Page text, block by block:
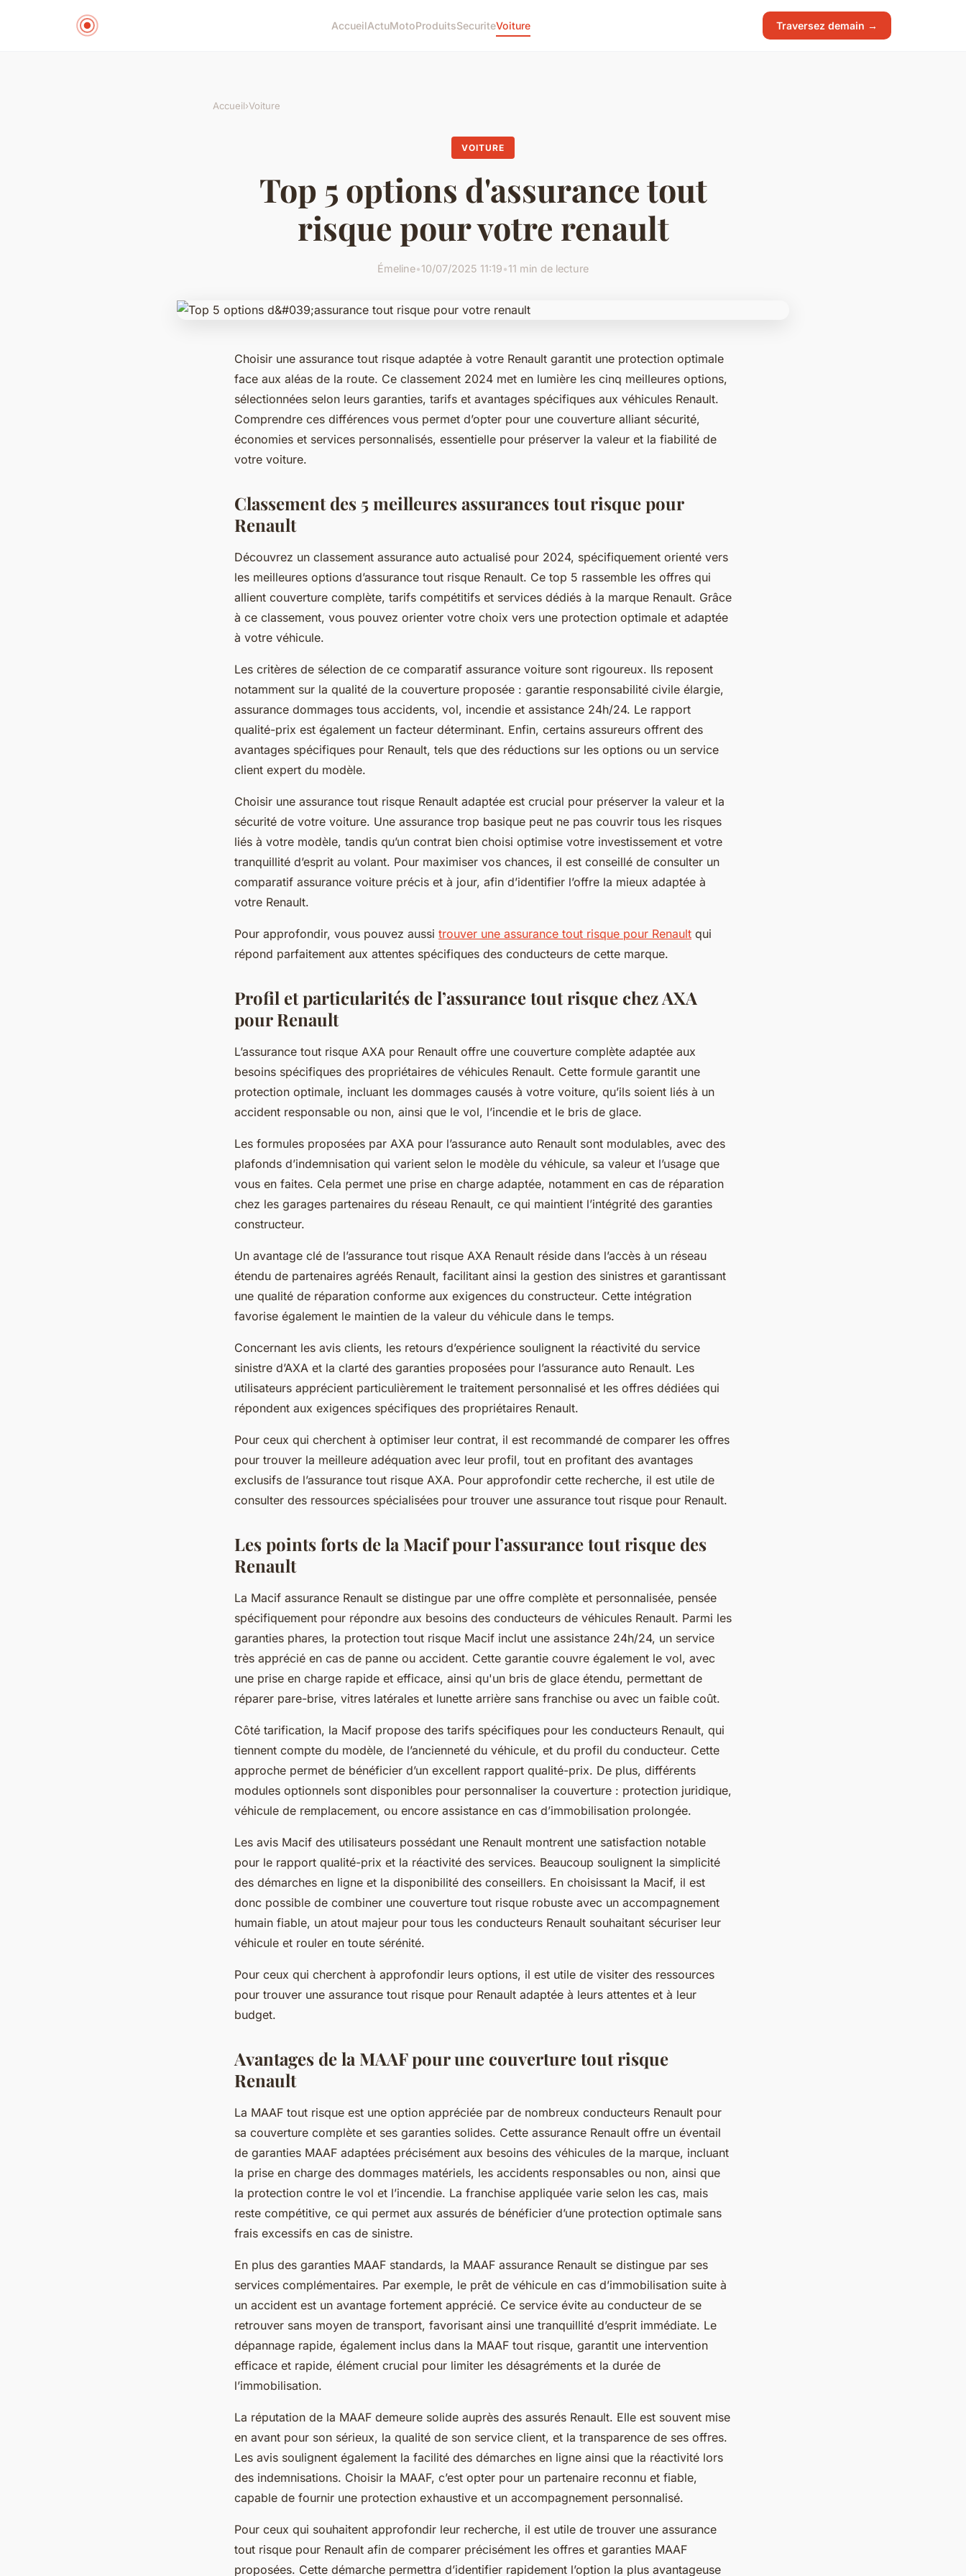
AccueilActuMotoProduitsSecuriteVoiture Traversez demain →
Accueil›Voiture
VOITURE
Top 5 options d'assurance tout
risque pour votre renault
Émeline•10/07/2025 11:19•11 min de lecture
Choisir une assurance tout risque adaptée à votre Renault garantit une protection optimale
face aux aléas de la route. Ce classement 2024 met en lumière les cinq meilleures options,
sélectionnées selon leurs garanties, tarifs et avantages spécifiques aux véhicules Renault.
Comprendre ces différences vous permet d’opter pour une couverture alliant sécurité,
économies et services personnalisés, essentielle pour préserver la valeur et la fiabilité de
votre voiture.
Classement des 5 meilleures assurances tout risque pour
Renault
Découvrez un classement assurance auto actualisé pour 2024, spécifiquement orienté vers
les meilleures options d’assurance tout risque Renault. Ce top 5 rassemble les offres qui
allient couverture complète, tarifs compétitifs et services dédiés à la marque Renault. Grâce
à ce classement, vous pouvez orienter votre choix vers une protection optimale et adaptée
à votre véhicule.
Les critères de sélection de ce comparatif assurance voiture sont rigoureux. Ils reposent
notamment sur la qualité de la couverture proposée : garantie responsabilité civile élargie,
assurance dommages tous accidents, vol, incendie et assistance 24h/24. Le rapport
qualité-prix est également un facteur déterminant. Enfin, certains assureurs offrent des
avantages spécifiques pour Renault, tels que des réductions sur les options ou un service
client expert du modèle.
Choisir une assurance tout risque Renault adaptée est crucial pour préserver la valeur et la
sécurité de votre voiture. Une assurance trop basique peut ne pas couvrir tous les risques
liés à votre modèle, tandis qu’un contrat bien choisi optimise votre investissement et votre
tranquillité d’esprit au volant. Pour maximiser vos chances, il est conseillé de consulter un
comparatif assurance voiture précis et à jour, afin d’identifier l’offre la mieux adaptée à
votre Renault.
Pour approfondir, vous pouvez aussi trouver une assurance tout risque pour Renault qui
répond parfaitement aux attentes spécifiques des conducteurs de cette marque.
Profil et particularités de l’assurance tout risque chez AXA
pour Renault
L’assurance tout risque AXA pour Renault offre une couverture complète adaptée aux
besoins spécifiques des propriétaires de véhicules Renault. Cette formule garantit une
protection optimale, incluant les dommages causés à votre voiture, qu’ils soient liés à un
accident responsable ou non, ainsi que le vol, l’incendie et le bris de glace.
Les formules proposées par AXA pour l’assurance auto Renault sont modulables, avec des
plafonds d’indemnisation qui varient selon le modèle du véhicule, sa valeur et l’usage que
vous en faites. Cela permet une prise en charge adaptée, notamment en cas de réparation
chez les garages partenaires du réseau Renault, ce qui maintient l’intégrité des garanties
constructeur.
Un avantage clé de l’assurance tout risque AXA Renault réside dans l’accès à un réseau
étendu de partenaires agréés Renault, facilitant ainsi la gestion des sinistres et garantissant
une qualité de réparation conforme aux exigences du constructeur. Cette intégration
favorise également le maintien de la valeur du véhicule dans le temps.
Concernant les avis clients, les retours d’expérience soulignent la réactivité du service
sinistre d’AXA et la clarté des garanties proposées pour l’assurance auto Renault. Les
utilisateurs apprécient particulièrement le traitement personnalisé et les offres dédiées qui
répondent aux exigences spécifiques des propriétaires Renault.
Pour ceux qui cherchent à optimiser leur contrat, il est recommandé de comparer les offres
pour trouver la meilleure adéquation avec leur profil, tout en profitant des avantages
exclusifs de l’assurance tout risque AXA. Pour approfondir cette recherche, il est utile de
consulter des ressources spécialisées pour trouver une assurance tout risque pour Renault.
Les points forts de la Macif pour l’assurance tout risque des
Renault
La Macif assurance Renault se distingue par une offre complète et personnalisée, pensée
spécifiquement pour répondre aux besoins des conducteurs de véhicules Renault. Parmi les
garanties phares, la protection tout risque Macif inclut une assistance 24h/24, un service
très apprécié en cas de panne ou accident. Cette garantie couvre également le vol, avec
une prise en charge rapide et efficace, ainsi qu'un bris de glace étendu, permettant de
réparer pare-brise, vitres latérales et lunette arrière sans franchise ou avec un faible coût.
Côté tarification, la Macif propose des tarifs spécifiques pour les conducteurs Renault, qui
tiennent compte du modèle, de l’ancienneté du véhicule, et du profil du conducteur. Cette
approche permet de bénéficier d’un excellent rapport qualité-prix. De plus, différents
modules optionnels sont disponibles pour personnaliser la couverture : protection juridique,
véhicule de remplacement, ou encore assistance en cas d’immobilisation prolongée.
Les avis Macif des utilisateurs possédant une Renault montrent une satisfaction notable
pour le rapport qualité-prix et la réactivité des services. Beaucoup soulignent la simplicité
des démarches en ligne et la disponibilité des conseillers. En choisissant la Macif, il est
donc possible de combiner une couverture tout risque robuste avec un accompagnement
humain fiable, un atout majeur pour tous les conducteurs Renault souhaitant sécuriser leur
véhicule et rouler en toute sérénité.
Pour ceux qui cherchent à approfondir leurs options, il est utile de visiter des ressources
pour trouver une assurance tout risque pour Renault adaptée à leurs attentes et à leur
budget.
Avantages de la MAAF pour une couverture tout risque
Renault
La MAAF tout risque est une option appréciée par de nombreux conducteurs Renault pour
sa couverture complète et ses garanties solides. Cette assurance Renault offre un éventail
de garanties MAAF adaptées précisément aux besoins des véhicules de la marque, incluant
la prise en charge des dommages matériels, les accidents responsables ou non, ainsi que
la protection contre le vol et l’incendie. La franchise appliquée varie selon les cas, mais
reste compétitive, ce qui permet aux assurés de bénéficier d’une protection optimale sans
frais excessifs en cas de sinistre.
En plus des garanties MAAF standards, la MAAF assurance Renault se distingue par ses
services complémentaires. Par exemple, le prêt de véhicule en cas d’immobilisation suite à
un accident est un avantage fortement apprécié. Ce service évite au conducteur de se
retrouver sans moyen de transport, favorisant ainsi une tranquillité d’esprit immédiate. Le
dépannage rapide, également inclus dans la MAAF tout risque, garantit une intervention
efficace et rapide, élément crucial pour limiter les désagréments et la durée de
l’immobilisation.
La réputation de la MAAF demeure solide auprès des assurés Renault. Elle est souvent mise
en avant pour son sérieux, la qualité de son service client, et la transparence de ses offres.
Les avis soulignent également la facilité des démarches en ligne ainsi que la réactivité lors
des indemnisations. Choisir la MAAF, c’est opter pour un partenaire reconnu et fiable,
capable de fournir une protection exhaustive et un accompagnement personnalisé.
Pour ceux qui souhaitent approfondir leur recherche, il est utile de trouver une assurance
tout risque pour Renault afin de comparer précisément les offres et garanties MAAF
proposées. Cette démarche permettra d’identifier rapidement l’option la plus avantageuse